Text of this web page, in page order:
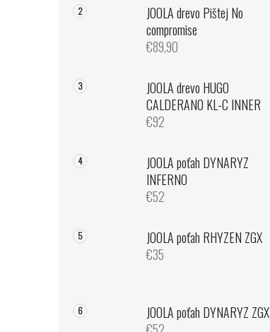
JOOLA drevo Pištej No
compromise
€89,90
JOOLA drevo HUGO
CALDERANO KL-C INNER
€92
JOOLA poťah DYNARYZ
INFERNO
€52
JOOLA poťah RHYZEN ZGX
€35
JOOLA poťah DYNARYZ ZGX